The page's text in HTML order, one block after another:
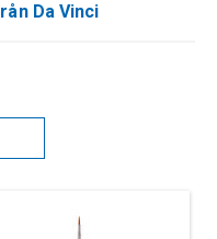
Da Vinci